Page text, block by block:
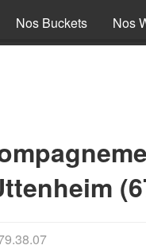
Nos Buckets Nos